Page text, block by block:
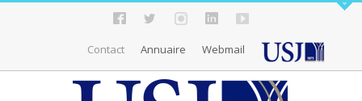
Contact Annuaire Webmail